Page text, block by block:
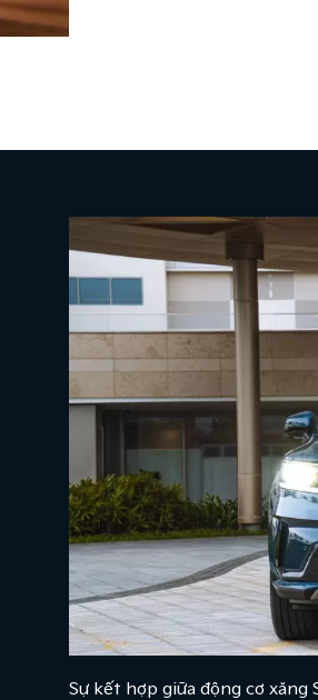
Sự kết hợp giữa động cơ xăng